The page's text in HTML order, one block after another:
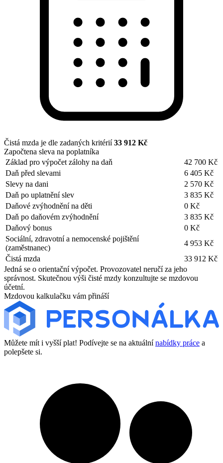
Čistá mzda je dle zadaných kritérií33 912 Kč
Započtena sleva na poplatníka
Základ pro výpočet zálohy na daň
42 700 Kč
Daň před slevami
6 405 Kč
Slevy na dani
2 570 Kč
Daň po uplatnění slev
3 835 Kč
Daňové zvýhodnění na děti
0 Kč
Daň po daňovém zvýhodnění
3 835 Kč
Daňový bonus
0 Kč
Sociální, zdravotní a nemocenské pojištění
(zaměstnanec)
4 953 Kč
Čistá mzda
33 912 Kč
Jedná se o orientační výpočet. Provozovatel neručí za jeho
správnost. Skutečnou výši čisté mzdy konzultujte se mzdovou
účetní.
Mzdovou kalkulačku vám přináší
Můžete mít i vyšší plat! Podívejte se na aktuálnínabídky práce a
polepšete si.